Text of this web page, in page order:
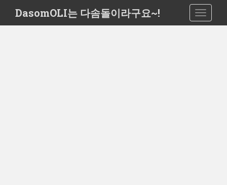
i
DasomOLI는 다솜돌이라구요~!